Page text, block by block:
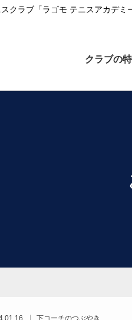
クラブ「ラゴモ テニスアカデミ
クラブの